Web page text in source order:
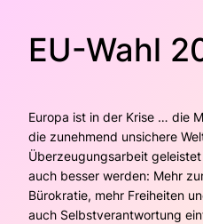
EU-Wahl
Europa ist in der Krise … die
die zunehmend unsichere
Überzeugungsarbeit
auch besser werden: Mehr
Bürokratie, mehr Freiheiten
auch Selbstverantwortung